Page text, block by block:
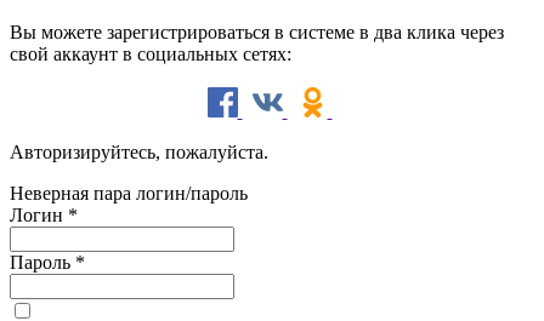
Вы можете зарегистрироваться в системе в два клика через
свой аккаунт в социальных сетях:
Авторизируйтесь, пожалуйста.
Неверная пара логин/пароль
Логин *
Пароль *